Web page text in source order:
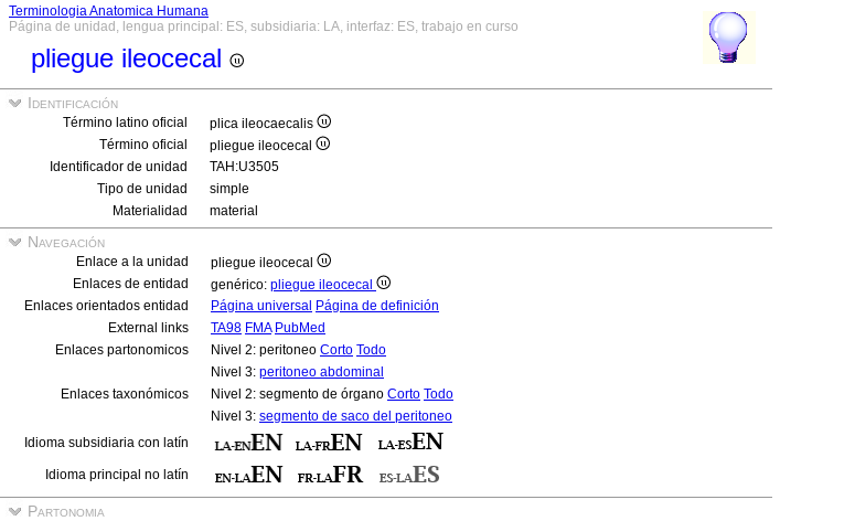
Terminologia Anatomica Humana
Página de unidad, lengua principal: ES, subsidiaria: LA, interfaz: ES, trabajo en curso
pliegue ileocecal
Identificación
Término latino oficial
plica ileocaecalis
Término oficial
pliegue ileocecal
Identificador de unidad
TAH:U3505
Tipo de unidad
simple
Materialidad
material
Navegación
Enlace a la unidad
pliegue ileocecal
Enlaces de entidad
genérico: pliegue ileocecal
Enlaces orientados entidad
Página universal Página de definición
External links
TA98 FMA PubMed
Enlaces partonomicos
Nivel 2: peritoneo Corto Todo
Nivel 3: peritoneo abdominal
Enlaces taxonómicos
Nivel 2: segmento de órgano Corto Todo
Nivel 3: segmento de saco del peritoneo
Idioma subsidiaria con latín
Idioma principal no latín
Partonomia